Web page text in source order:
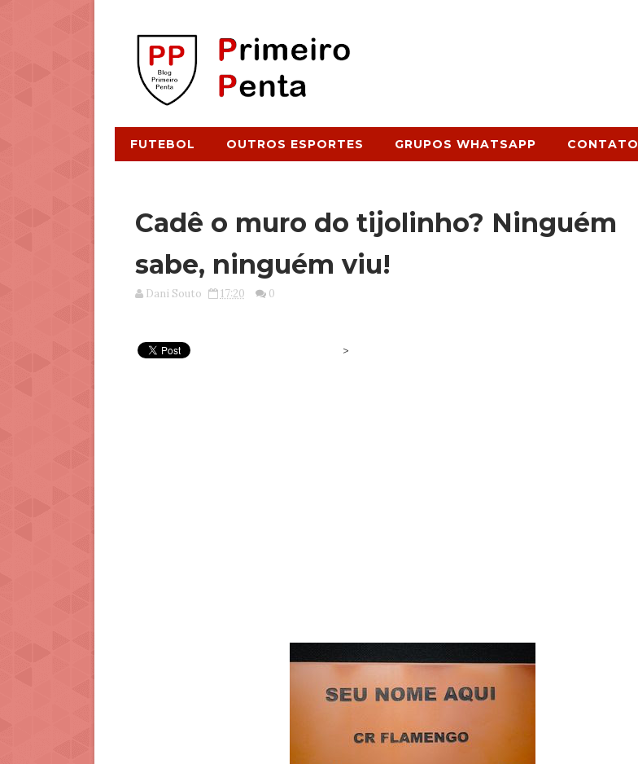
FUTEBOL OUTROS ESPORTES GRUPOS WHATSAPP CONTATO
Cadê o muro do tijolinho? Ninguém
sabe, ninguém viu!
Dani Souto 17:20 0
>